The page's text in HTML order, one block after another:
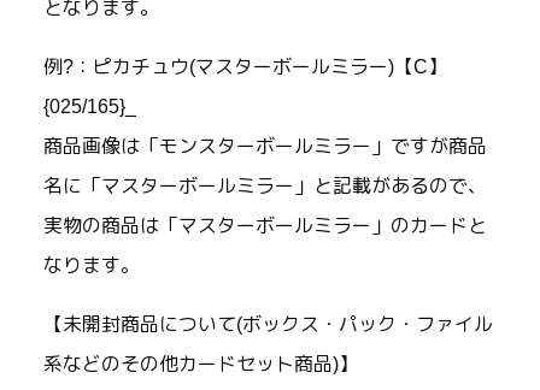
となります。
例?：ピカチュウ(マスターボールミラー)【C】
{025/165}_
商品画像は「モンスターボールミラー」ですが商品
名に「マスターボールミラー」と記載があるので、
実物の商品は「マスターボールミラー」のカードと
なります。
【未開封商品について(ボックス・パック・ファイル
系などのその他カードセット商品)】